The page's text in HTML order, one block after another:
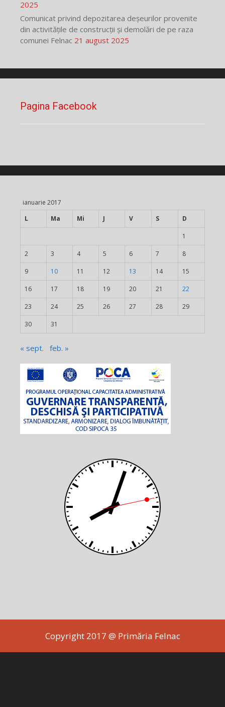
2025
Comunicat privind depozitarea deșeurilor provenite
din activitățile de construcții și demolări de pe raza
comunei Felnac 21 august 2025
Pagina Facebook
ianuarie 2017
L
Ma Mi J V S D
1
2 3 4 5 6 7 8
9 10 11 12 13 14 15
16 17 18 19 20 21 22
23 24 25 26 27 28 29
30 31
« sept. feb. »
Copyright 2017 @ Primăria Felnac